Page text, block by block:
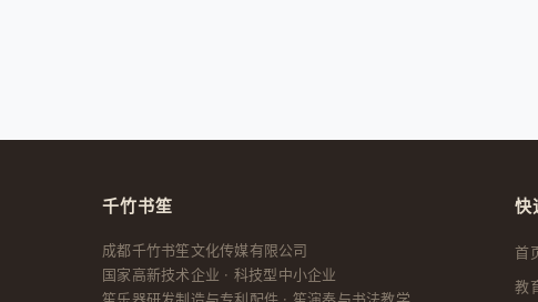
千竹书笙
成都千竹书笙文化传媒有限公司
国家高新技术企业 · 科技型中小企业
快
首
教